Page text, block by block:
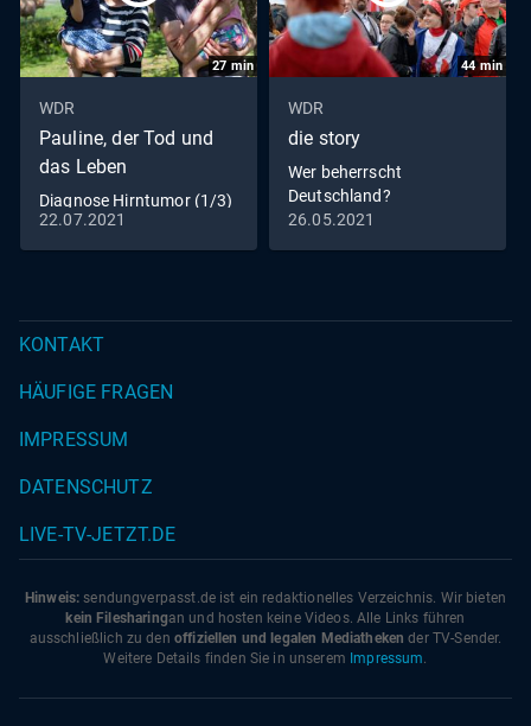
27 min
WDR
Pauline, der Tod und
das Leben
Diagnose Hirntumor (1/3)
22.07.2021
44min
WDR
die story
Wer beherrscht
Deutschland?
26.05.2021
KONTAKT
HÄUFIGE FRAGEN
IMPRESSUM
DATENSCHUTZ
LIVE-TV-JETZT.DE
Hinweis: sendungverpasst.de ist ein redaktionelles Verzeichnis. Wir bieten
kein Filesharingan und hosten keine Videos. Alle Links führen
ausschließlich zu den offiziellen und legalen Mediatheken der TV-Sender.
Weitere Details finden Sie in unserem Impressum.